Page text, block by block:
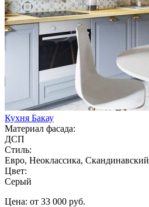
Кухня Бакау
Материал фасада:
ДСП
Стиль:
Евро, Неоклассика, Скандинавский
Цвет:
Серый
Цена: от 33 000 руб.